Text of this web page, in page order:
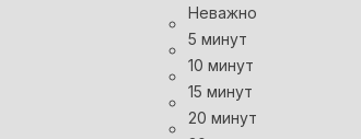
Неважно
5 минут
10 минут
15 минут
20 минут